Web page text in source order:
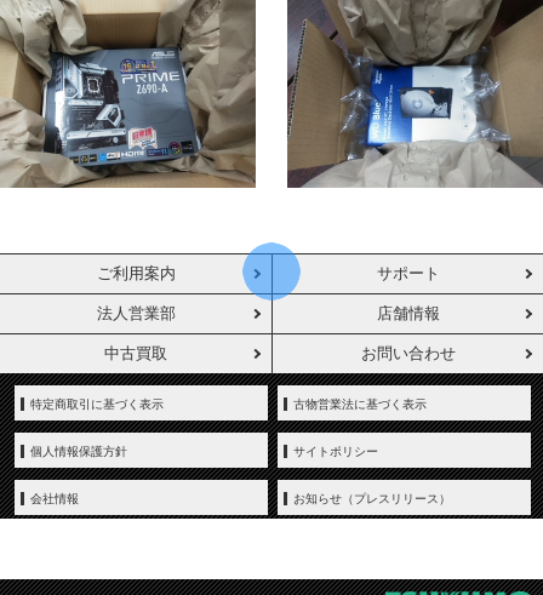
ご利用案内 サポート
法人営業部 店舗情報
中古買取 お問い合わせ
特定商取引に基づく表示 古物営業法に基づく表示
個人情報保護方針 サイトポリシー
会社情報 お知らせ（プレスリリース）